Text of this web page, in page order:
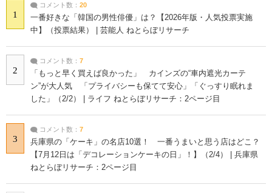
1
コメント数： 20
一番好きな「韓国の男性俳優」は？【2026年版・人気投票実施
中】（投票結果） | 芸能人 ねとらぼリサーチ
2
コメント数： 7
「もっと早く買えば良かった」 カインズの“車内遮光カーテ
ン”が大人気 「プライバシーも保てて安心」「ぐっすり眠れま
した」（2/2） | ライフ ねとらぼリサーチ：2ページ目
3
コメント数： 7
兵庫県の「ケーキ」の名店10選！ 一番うまいと思う店はどこ？
【7月12日は「デコレーションケーキの日」！】（2/4） | 兵庫県
ねとらぼリサーチ：2ページ目